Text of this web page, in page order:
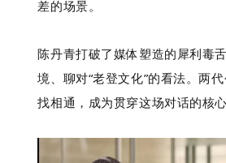
差的场景。
陈丹青打破了媒体塑造的犀利毒
境、聊对“老登文化”的看法。两
找相通，成为贯穿这场对话的核心